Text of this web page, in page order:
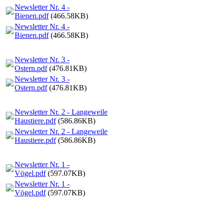
Newsletter Nr. 4 -
Bienen.pdf(466.58KB)
Newsletter Nr. 4 -
Bienen.pdf(466.58KB)
Newsletter Nr. 3 -
Ostern.pdf(476.81KB)
Newsletter Nr. 3 -
Ostern.pdf(476.81KB)
Newsletter Nr. 2 - Langeweile
Haustiere.pdf(586.86KB)
Newsletter Nr. 2 - Langeweile
Haustiere.pdf(586.86KB)
Newsletter Nr. 1 -
Vögel.pdf(597.07KB)
Newsletter Nr. 1 -
Vögel.pdf(597.07KB)